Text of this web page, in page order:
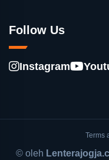
Follow Us
Instagram
Terms
© oleh